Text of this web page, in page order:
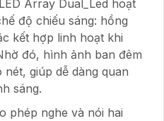
Array Dual_Led hoạt
độ chiếu sáng: hồng
kết hợp linh hoạt khi
đó, hình ảnh ban đêm
giúp dễ dàng quan
sáng.
phép nghe và nói hai